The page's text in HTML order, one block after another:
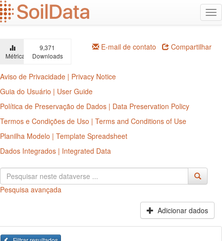
Ir
para
o
principal
Métricas
9,371
Downloads
E-mail de contato Compartilhar
Aviso de Privacidade | Privacy Notice
Guia do Usuário | User Guide
Política de Preservação de Dados | Data Preservation Policy
Termos e Condições de Uso | Terms and Conditions of Use
Planilha Modelo | Template Spreadsheet
Dados Integrados | Integrated Data
Pesquisa avançada
Adicionar dados